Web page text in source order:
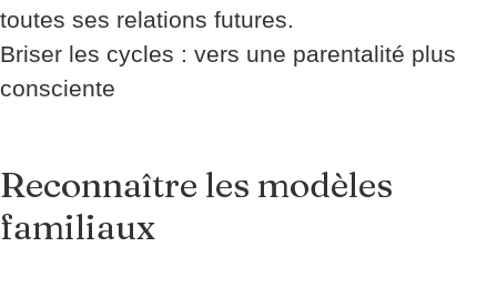
toutes ses relations futures.
Briser les cycles : vers une parentalité plus
consciente
Reconnaître les modèles
familiaux